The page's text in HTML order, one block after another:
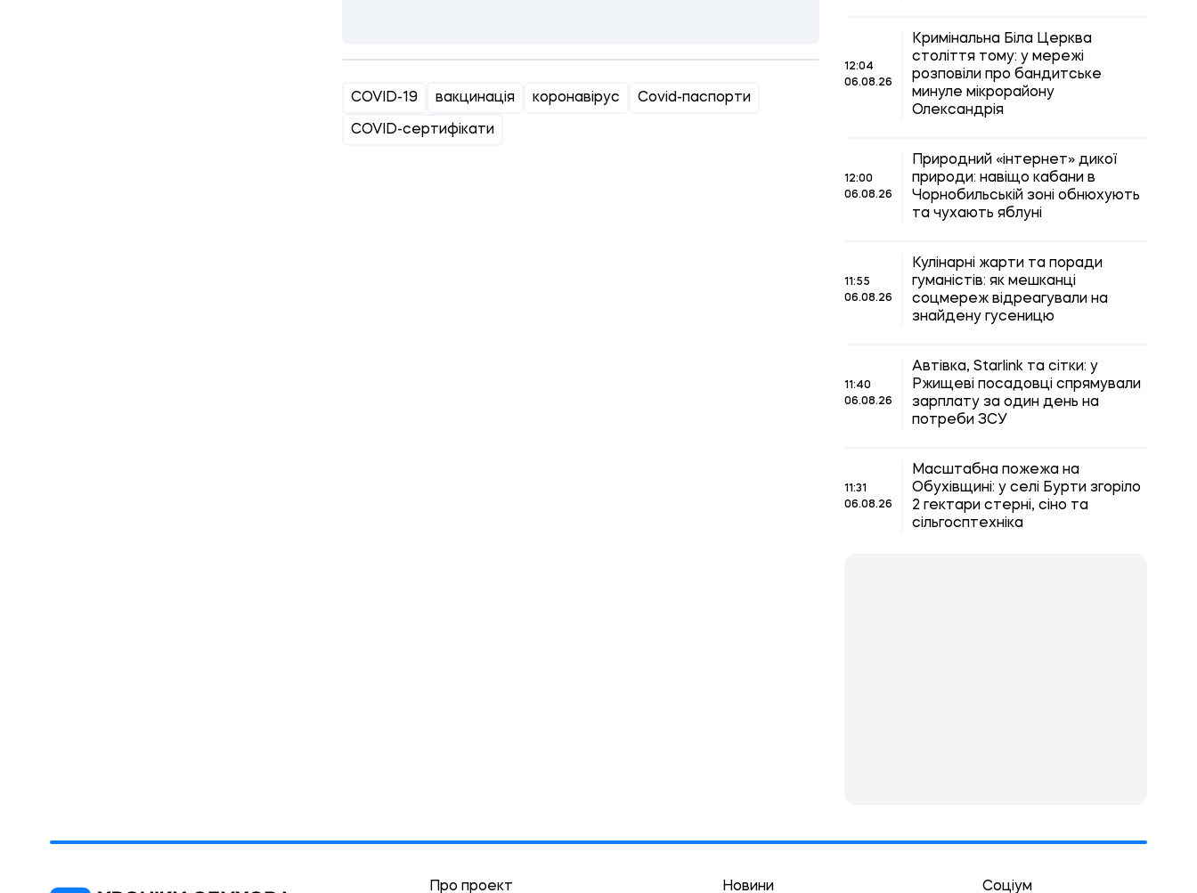
COVID-19 вакцинація коронавірус Covid-паспорти
COVID-сертифікати
12:04
06.08.26
Кримінальна Біла Церква
століття тому: у мережі
розповіли про бандитське
минуле мікрорайону
Олександрія
12:00
06.08.26
Природний «інтернет» дикої
природи: навіщо кабани в
Чорнобильській зоні обнюхують
та чухають яблуні
11:55
06.08.26
Кулінарні жарти та поради
гуманістів: як мешканці
соцмереж відреагували на
знайдену гусеницю
11:40
06.08.26
Автівка, Starlink та сітки: у
Ржищеві посадовці спрямували
зарплату за один день на
потреби ЗСУ
11:31
06.08.26
Масштабна пожежа на
Обухівщині: у селі Бурти згоріло
2 гектари стерні, сіно та
сільгосптехніка
Про проект Новини Соціум